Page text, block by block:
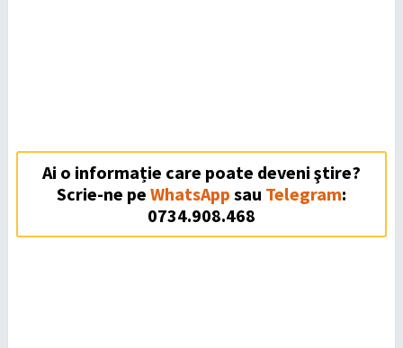
Ai o informație care poate deveni ştire?
Scrie-ne pe WhatsApp sau Telegram:
0734.908.468